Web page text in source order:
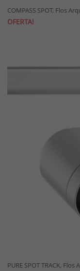
COMPASS SPOT, Flos
OFERTA!
PURE SPOT TRACK,